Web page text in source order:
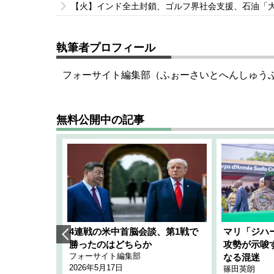
【火】インド全土封鎖、ゴルフ界社会支援、石油
執筆者プロフィール
フォーサイト編集部（ふぉーさいとへんしゅう
無料公開中の記事
4連戦の米中首脳会談、第1戦で
勝ったのはどちらか
フォーサイト編集部
2026年5月17日
マリ「ジハ
攻勢が示唆
なる混迷
篠田英朗